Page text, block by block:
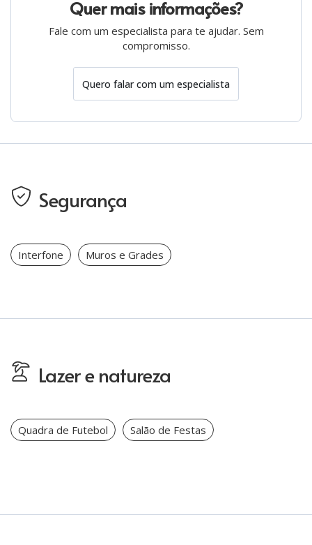
Quer mais informações?
Fale com um especialista para te ajudar. Sem
compromisso.
Quero falar com um especialista
Segurança
Interfone Muros e Grades
Lazer e natureza
Quadra de Futebol Salão de Festas